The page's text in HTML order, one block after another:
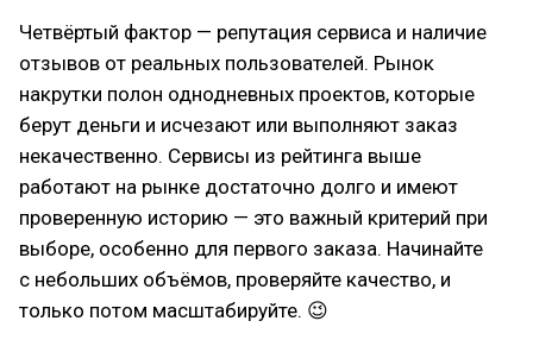
Четвёртый фактор — репутация сервиса и наличие
отзывов от реальных пользователей. Рынок
накрутки полон однодневных проектов, которые
берут деньги и исчезают или выполняют заказ
некачественно. Сервисы из рейтинга выше
работают на рынке достаточно долго и имеют
проверенную историю — это важный критерий при
выборе, особенно для первого заказа. Начинайте
с небольших объёмов, проверяйте качество, и
только потом масштабируйте. 😉